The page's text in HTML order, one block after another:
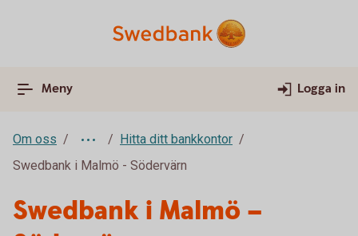
Meny Logga in
Om oss
Hitta ditt bankkontor
Swedbank i Malmö - Södervärn
Swedbank i Malmö –